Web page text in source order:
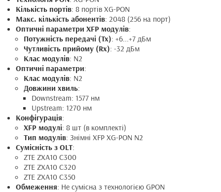
Кількість портів: 8 портів XG-PON
Макс. кількість абонентів: 2048 (256 на порт)
Оптичні параметри XFP модулів:
Потужність передачі (Tx): +6...+7 дБм
Чутливість прийому (Rx): -32 дБм
Клас модулів: N2
Оптичні параметри:
Клас модулів: N2
Довжини хвиль:
Downstream: 1577 нм
Upstream: 1270 нм
Конфігурація:
XFP модулі: 8 шт (в комплекті)
Тип модулів: Знімні XFP XG-PON N2
Сумісність з OLT:
ZTE ZXA10 C300
ZTE ZXA10 C320
ZTE ZXA10 C350
Обмеження: Не сумісна з технологією GPON